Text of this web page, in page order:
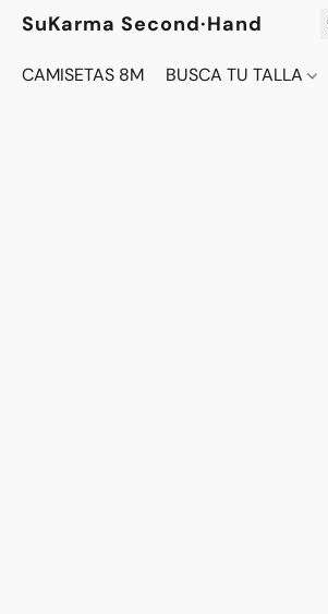
SuKarma Second·Hand
CAMISETAS 8M BUSCA TU TALLA